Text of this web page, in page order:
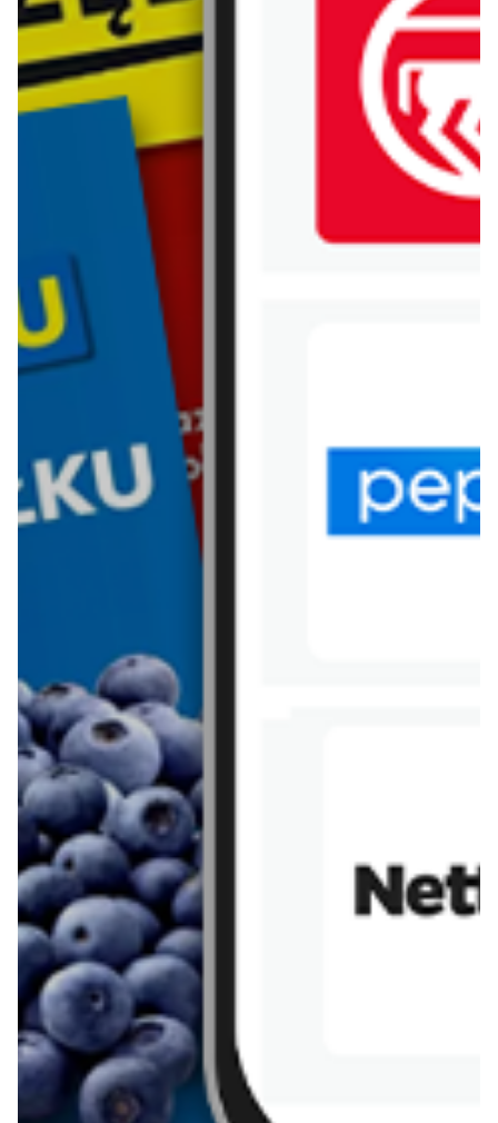
już za 1 dzień
Kaufland
aktualna
Oferta od czwartku
WIĘCEJ GAZETEK